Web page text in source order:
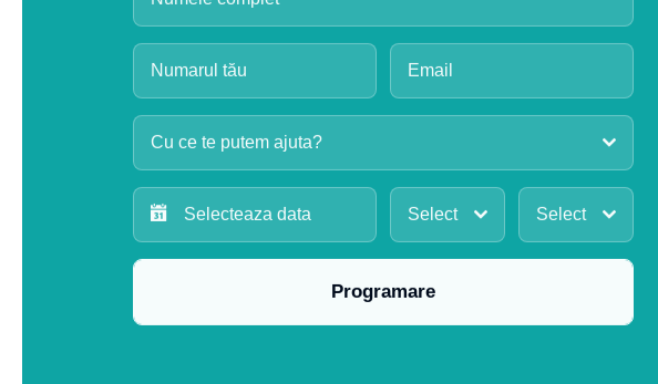
Cu ce te putem ajuta?
Select Select
Programare